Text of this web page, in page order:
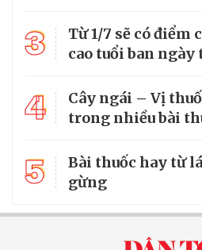
3
Từ 1/7 sẽ có điểm
cao tuổi ban ngày
4
Cây ngái – Vị
trong nhiều bài
5
Bài thuốc hay từ
gừng